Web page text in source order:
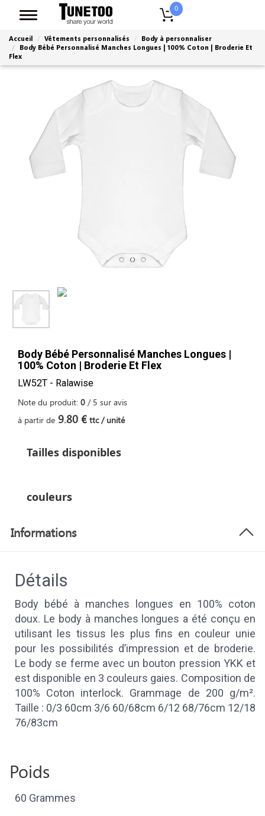
0
Accueil Vêtements personnalisés
Body à personnaliser
Body Bébé Personnalisé Manches Longues | 100% Coton | Broderie Et
Flex
Body Bébé Personnalisé Manches Longues |
100% Coton | Broderie Et Flex
LW52T - Ralawise
Note du produit: 0 / 5 sur avis
à partir de 9.80 € ttc / unité
Tailles disponibles
couleurs
Informations
Détails
Body bébé à manches longues en 100% coton
doux. Le body à manches longues a été conçu en
utilisant les tissus les plus fins en couleur unie
pour les possibilités d’impression et de broderie.
Le body se ferme avec un bouton pression YKK et
est disponible en 3 couleurs gaies. Composition de
100% Coton interlock. Grammage de 200 g/m².
Taille : 0/3 60cm 3/6 60/68cm 6/12 68/76cm 12/18
76/83cm
Poids
60 Grammes